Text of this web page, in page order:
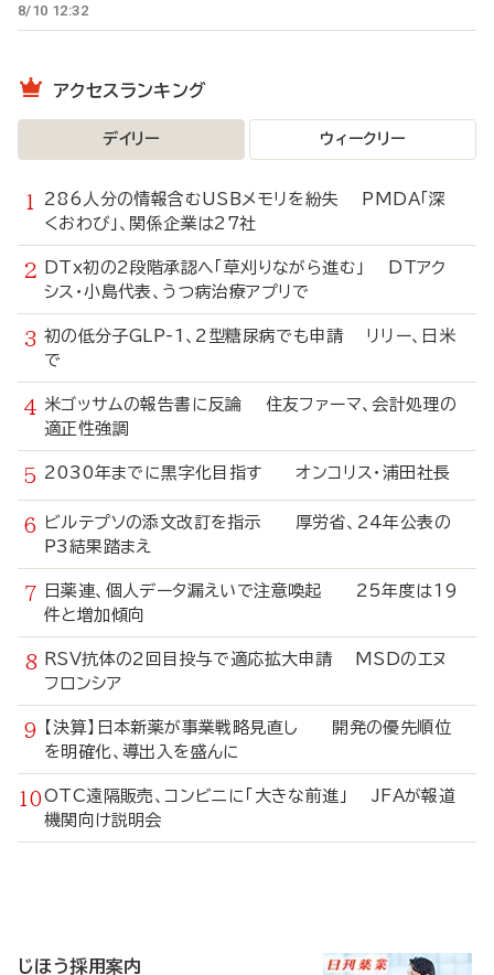
8/10 12:32
アクセスランキング
デイリー ウィークリー
286人分の情報含むUSBメモリを紛失 PMDA「深
くおわび」、関係企業は27社
DTx初の2段階承認へ「草刈りながら進む」 DTアク
シス・小島代表、うつ病治療アプリで
初の低分子GLP-1、2型糖尿病でも申請 リリー、日米
で
米ゴッサムの報告書に反論 住友ファーマ、会計処理の
適正性強調
2030年までに黒字化目指す オンコリス・浦田社長
ビルテプソの添文改訂を指示 厚労省、24年公表の
P3結果踏まえ
日薬連、個人データ漏えいで注意喚起 25年度は19
件と増加傾向
RSV抗体の2回目投与で適応拡大申請 MSDのエヌ
フロンシア
【決算】日本新薬が事業戦略見直し 開発の優先順位
を明確化、導出入を盛んに
OTC遠隔販売、コンビニに「大きな前進」 JFAが報道
機関向け説明会
じほう採用案内